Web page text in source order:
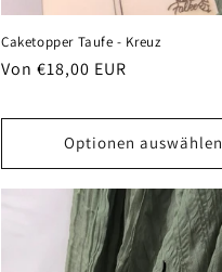
Caketopper Taufe - Kreuz
Normaler
Von €18,00 EUR
Optionen auswählen